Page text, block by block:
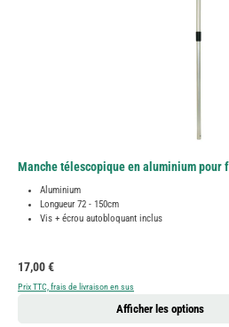
Manche télescopique en aluminium pour
Aluminium
Longueur 72 - 150cm
Vis + écrou autobloquant inclus
Prix régulier :
17,00 €
Prix TTC, frais de livraison en sus
Afficher les options